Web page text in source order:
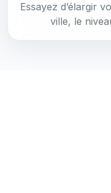
Essayez d’élargir
ville, le